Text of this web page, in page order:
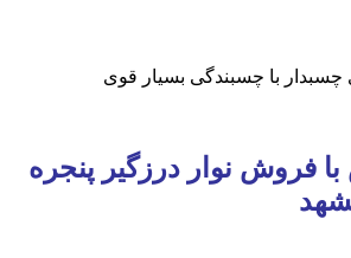
چسبدار با چسبندگی بسیار قوی
فروش نوار درزگیر پنجره